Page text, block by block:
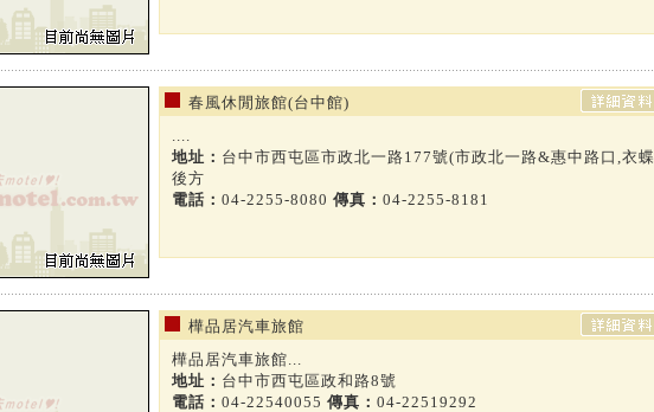
春風休閒旅館(台中館)
....
地址： 台中市西屯區市政北一路177號(市政北一路&惠中路口,衣蝶
後方
電話： 04-2255-8080 傳真： 04-2255-8181
樺品居汽車旅館
樺品居汽車旅館...
地址： 台中市西屯區政和路8號
電話： 04-22540055 傳真： 04-22519292